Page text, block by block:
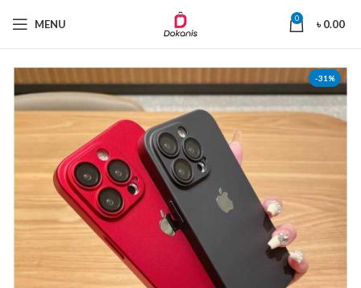
MENU 0 ৳0.00
-31%